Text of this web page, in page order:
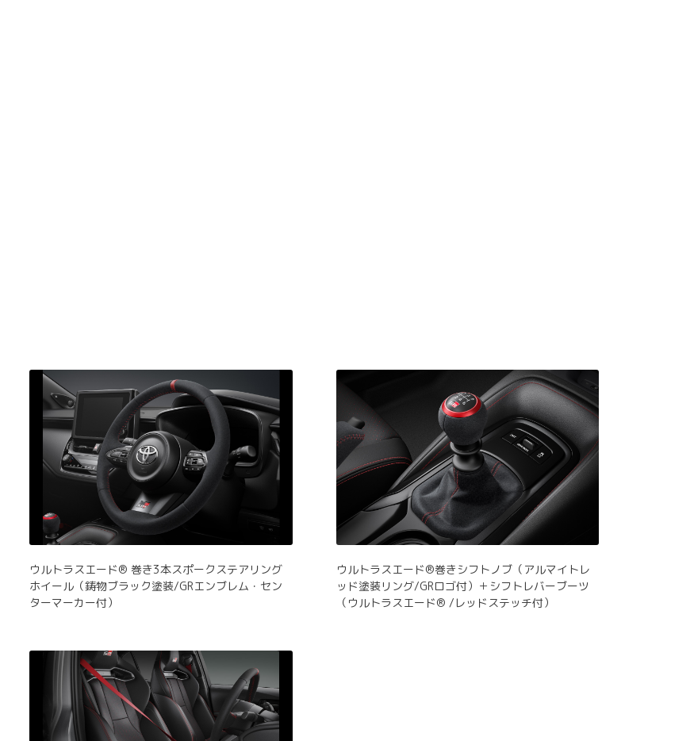
ウルトラスエード® 巻き3本スポークステアリング
ホイール（鋳物ブラック塗装/GRエンブレム・セン
ターマーカー付）
ウルトラスエード®巻きシフトノブ（アルマイトレ
ッド塗装リング/GRロゴ付）＋シフトレバーブーツ
（ウルトラスエード® /レッドステッチ付）